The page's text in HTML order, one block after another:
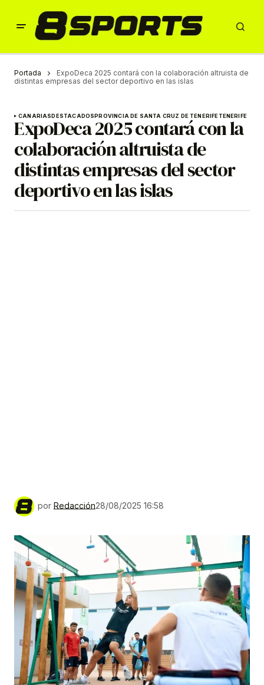
Portada
ExpoDeca 2025 contará con la colaboración altruista de
distintas empresas del sector deportivo en las islas
CANARIASDESTACADOSPROVINCIA DE SANTA CRUZ DE TENERIFETENERIFE
ExpoDeca 2025 contará con la
colaboración altruista de
distintas empresas del sector
deportivo en las islas
por Redacción28/08/2025 16:58